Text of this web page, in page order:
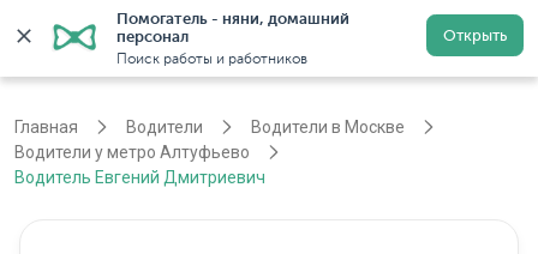
Помогатель - няни, домашний
персонал
Поиск работы и работников
Открыть
Регистрация
Главная Водители
Водители в Москве
Водители у метро Алтуфьево
Водитель Евгений Дмитриевич